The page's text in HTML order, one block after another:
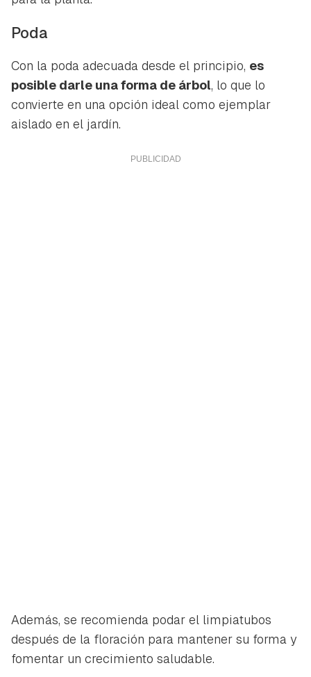
Poda
Con la poda adecuada desde el principio, es
posible darle una forma de árbol, lo que lo
convierte en una opción ideal como ejemplar
aislado en el jardín.
Además, se recomienda podar el limpiatubos
después de la floración para mantener su forma y
fomentar un crecimiento saludable.